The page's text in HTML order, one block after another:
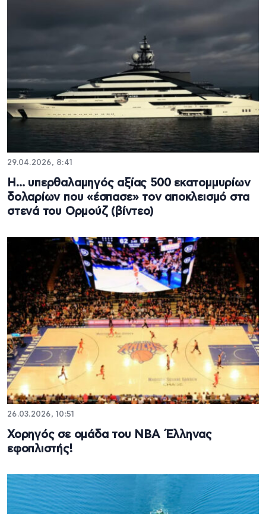
29.04.2026, 8:41
Η… υπερθαλαμηγός αξίας 500 εκατομμυρίων
δολαρίων που «έσπασε» τον αποκλεισμό στα
στενά του Ορμούζ (βίντεο)
26.03.2026, 10:51
Χορηγός σε ομάδα του ΝΒΑ Έλληνας
εφοπλιστής!